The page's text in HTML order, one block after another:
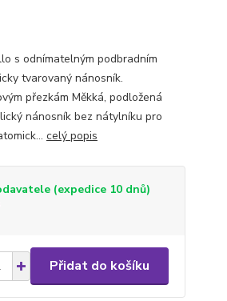
s odnímatelným podbradním
tvarovaný nánosník.
přezkám Měkká, podložená
nánosník bez nátylníku pro
celý popis
(expedice 10 dnů)
Přidat do košíku